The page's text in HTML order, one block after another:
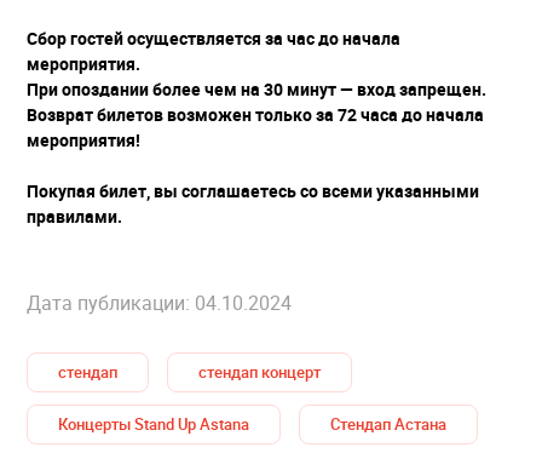
Сбор гостей осуществляется за час до начала
мероприятия.
При опоздании более чем на 30 минут — вход запрещен.
Возврат билетов возможен только за 72 часа до начала
мероприятия!
Покупая билет, вы соглашаетесь со всеми указанными
правилами.
Дата публикации: 04.10.2024
стендап стендап концерт
Концерты Stand Up Astana Стендап Астана